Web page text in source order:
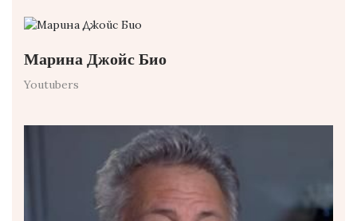
Марина Джойс Био
Youtubers